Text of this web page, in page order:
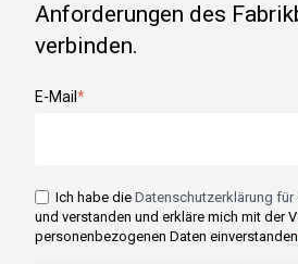
Anforderungen des
verbinden.
E-Mail *
Ich habe die Datenschutzerklärung für
und verstanden und erkläre mich mit der
personenbezogenen Daten einverstanden.